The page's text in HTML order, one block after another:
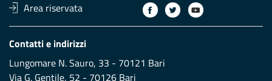
Area riservata
Contatti e indirizzi
Lungomare N. Sauro, 33 - 70121 Bari
Via G. Gentile, 52 - 70126 Bari